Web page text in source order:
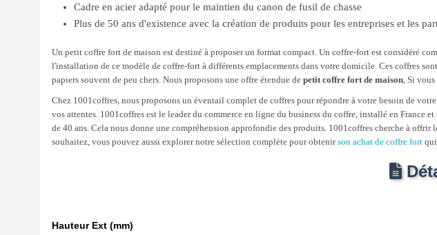
Cadre en acier adapté pour le maintien du canon de fusil de chasse
Plus de 50 ans d'existence avec la création de produits pour les entreprises et les
Un petit coffre fort de maison est destiné à proposer un format compact. Un coffre-fort est considéré
l'installation de ce modèle de coffre-fort à différents emplacements dans votre domicile. Ces coffres
papiers souvent de peu chers. Nous proposons une offre étendue de petit coffre fort de maison , Si
Chez 1001coffres, nous proposons un éventail complet de coffres pour répondre à votre besoin de
vos attentes. 1001coffres est le leader du commerce en ligne du business du coffre, installé en France
de 40 ans. Cela nous donne une compréhension approfondie des produits. 1001coffres cherche à
souhaitez, vous pouvez aussi explorer notre sélection complète pour obtenirson achat de coffre fort
Hauteur Ext (mm)